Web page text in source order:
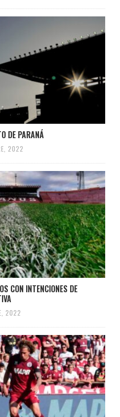
DE PARANÁ
2022
CON INTENCIONES DE
2022